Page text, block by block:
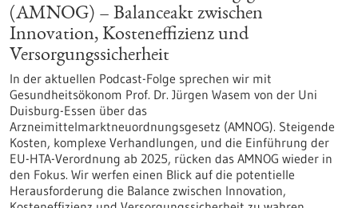
(AMNOG) – Balanceakt zwischen
Innovation, Kosteneffizienz und
Versorgungssicherheit
In der aktuellen Podcast-Folge sprechen wir mit
Gesundheitsökonom Prof. Dr. Jürgen Wasem von der Uni
Duisburg-Essen über das
Arzneimittelmarktneuordnungsgesetz (AMNOG). Steigende
Kosten, komplexe Verhandlungen, und die Einführung der
EU-HTA-Verordnung ab 2025, rücken das AMNOG wieder in
den Fokus. Wir werfen einen Blick auf die potentielle
Herausforderung die Balance zwischen Innovation,